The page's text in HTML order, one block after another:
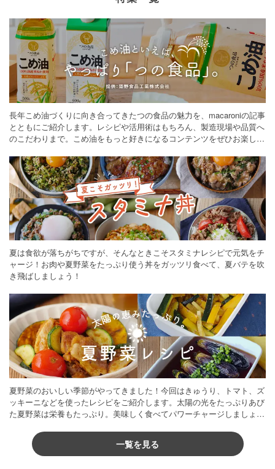
長年こめ油づくりに向き合ってきたつの食品の魅力を、macaroniの記事
とともにご紹介します。レシピや活用術はもちろん、製造現場や品質へ
のこだわりまで。こめ油をもっと好きになるコンテンツをぜひお楽しみ
夏は食欲が落ちがちですが、そんなときこそスタミナレシピで元気をチ
ャージ！お肉や夏野菜をたっぷり使う丼をガッツリ食べて、夏バテを吹
き飛ばしましょう！
夏野菜のおいしい季節がやってきました！今回はきゅうり、トマト、ズ
ッキーニなどを使ったレシピをご紹介します。太陽の光をたっぷりあび
た夏野菜は栄養もたっぷり。美味しく食べてパワーチャージしましょう
一覧を見る